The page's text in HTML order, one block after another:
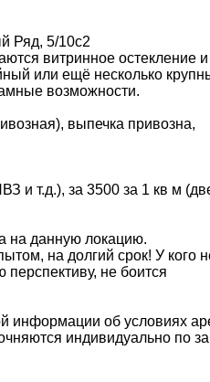
Ряд, 5/10с2
витринное остекление и
или ещё несколько
возможности.
выпечка привозна,
и т.д.), за 3500 за 1 кв м
на данную локацию.
на долгий срок! У кого
перспективу, не боится
информации об условиях
индивидуально по